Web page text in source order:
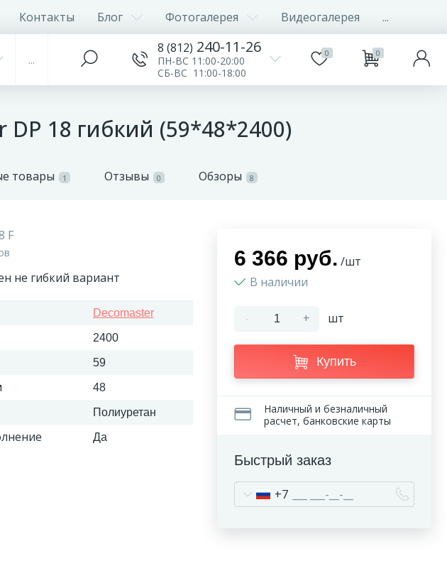
Контакты Блог Фотогалерея Видеогалерея ...
...
8 (812) 240-11-26
ПН-ВС 11:00-20:00
СБ-ВС 11:00-18:00
0 0
18 гибкий (59*48*2400)
товары 1 Отзывы 0 Обзоры 8
F
не гибкий вариант
Decomaster
2400
59
48
Полиуретан
Да
6 366 руб. /шт
В наличии
- + шт
Купить
Наличный и безналичный
расчет, банковские карты
Быстрый заказ
+7